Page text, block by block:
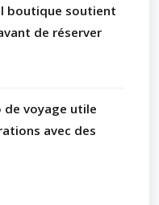
boutique soutient
de réserver
voyage utile
avec des